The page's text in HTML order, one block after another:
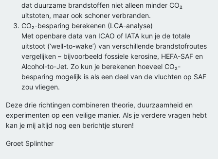
dat duurzame brandstoffen niet alleen minder CO₂
uitstoten, maar ook schoner verbranden.
CO₂-besparing berekenen (LCA-analyse)
Met openbare data van ICAO of IATA kun je de totale
uitstoot (‘well-to-wake’) van verschillende brandstofroutes
vergelijken – bijvoorbeeld fossiele kerosine, HEFA-SAF en
Alcohol-to-Jet. Zo kun je berekenen hoeveel CO₂-
besparing mogelijk is als een deel van de vluchten op SAF
zou vliegen.
Deze drie richtingen combineren theorie, duurzaamheid en
experimenten op een veilige manier. Als je verdere vragen hebt
kan je mij altijd nog een berichtje sturen!
Groet Splinther